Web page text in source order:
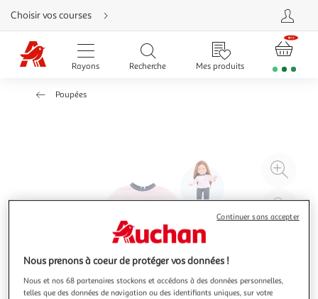
Aller
directement
au
contenu
Aller
directement
Aller
Choisir vos courses
Rayons Recherche Mes produits
Poupées
à
Nous prenons à coeur de protéger vos données !
Nous et nos 68 partenaires stockons et accédons à des données personnelles,
telles que des données de navigation ou des identifiants uniques, sur votre
Continuer sans accepter